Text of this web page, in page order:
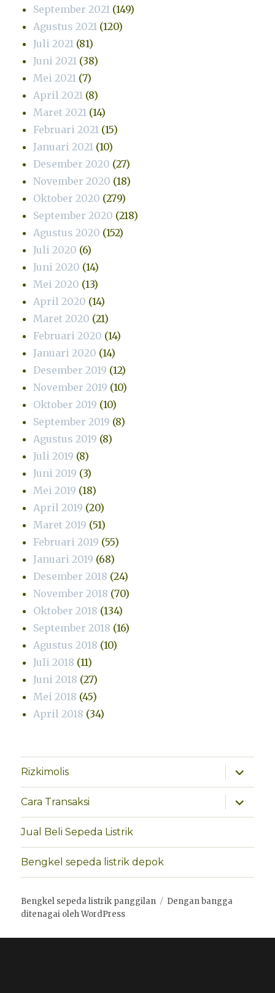
September 2021 (149)
Agustus 2021 (120)
Juli 2021 (81)
Juni 2021 (38)
Mei 2021 (7)
April 2021 (8)
Maret 2021 (14)
Februari 2021 (15)
Januari 2021 (10)
Desember 2020 (27)
November 2020 (18)
Oktober 2020 (279)
September 2020 (218)
Agustus 2020 (152)
Juli 2020 (6)
Juni 2020 (14)
Mei 2020 (13)
April 2020 (14)
Maret 2020 (21)
Februari 2020 (14)
Januari 2020 (14)
Desember 2019 (12)
November 2019 (10)
Oktober 2019 (10)
September 2019 (8)
Agustus 2019 (8)
Juli 2019 (8)
Juni 2019 (3)
Mei 2019 (18)
April 2019 (20)
Maret 2019 (51)
Februari 2019 (55)
Januari 2019 (68)
Desember 2018 (24)
November 2018 (70)
Oktober 2018 (134)
September 2018 (16)
Agustus 2018 (10)
Juli 2018 (11)
Juni 2018 (27)
Mei 2018 (45)
April 2018 (34)
Rizkimolis
perlebar
menu
anak
Cara Transaksi
perlebar
menu
anak
Jual Beli Sepeda Listrik
Bengkel sepeda listrik depok
Bengkel sepeda listrik panggilan
Dengan bangga
ditenagai oleh WordPress